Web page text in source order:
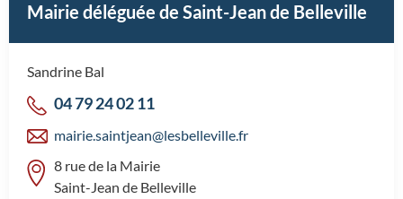
Mairie déléguée de Saint-Jean de Belleville
Sandrine Bal
04 79 24 02 11
mairie.saintjean@lesbelleville.fr
8 rue de la Mairie
Saint-Jean de Belleville